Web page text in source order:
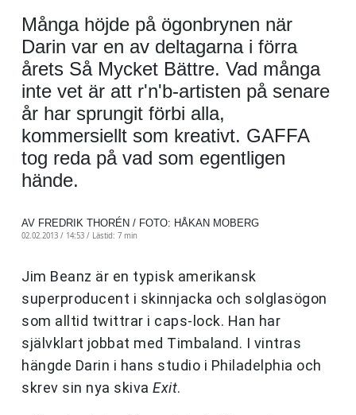
Många höjde på ögonbrynen när
Darin var en av deltagarna i förra
årets Så Mycket Bättre. Vad många
inte vet är att r'n'b-artisten på senare
år har sprungit förbi alla,
kommersiellt som kreativt. GAFFA
tog reda på vad som egentligen
hände.
AV FREDRIK THORÉN / FOTO: HÅKAN MOBERG
02.02.2013 / 14:53 / Lästid: 7 min
Jim Beanz är en typisk amerikansk
superproducent i skinnjacka och solglasögon
som alltid twittrar i caps-lock. Han har
självklart jobbat med Timbaland. I vintras
hängde Darin i hans studio i Philadelphia och
skrev sin nya skiva Exit.